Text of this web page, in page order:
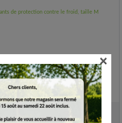
contre le froid, taille M
×